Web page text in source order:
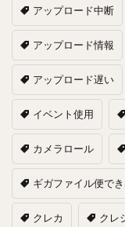
アップロード中断
アップロード情報
アップロード遅い
イベント使用
カメラロール
ギガファイル便で
クレカ クレ